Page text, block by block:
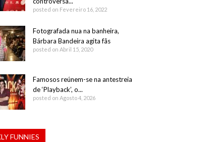
posted on Fevereiro 16, 2022
Fotografada nua na banheira,
Bárbara Bandeira agita fãs
posted on Abril 15, 2020
Famosos reúnem-se na antestreia
de ‘Playback’, o...
posted on Agosto 4, 2026
FUNNIES